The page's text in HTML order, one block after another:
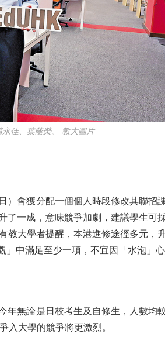
佳、葉蔭榮。 教大圖片
會獲分配一個個人時段修改其聯招
了一成，意味競爭加劇，建議學生可
教大學者提醒，本港進修途徑多元，
中滿足至少一項，不宜因「水泡」心
無論是日校考生及自修生，人數均
入大學的競爭將更激烈。